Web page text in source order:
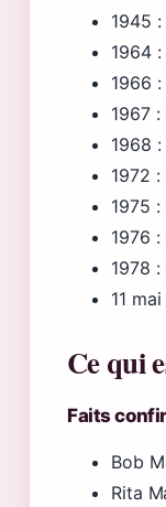
1945
1964:
1966
1967:
1968
1972 :
1975 :
1976 :
1978 :
11 mai
Ce qui
Faits
Bob
Rita